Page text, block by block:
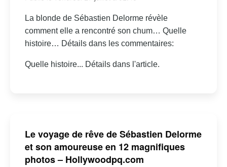
La blonde de Sébastien Delorme révèle
comment elle a rencontré son chum… Quelle
histoire… Détails dans les commentaires:
Quelle histoire... Détails dans l'article.
Le voyage de rêve de Sébastien Delorme
et son amoureuse en 12 magnifiques
photos – Hollywoodpq.com